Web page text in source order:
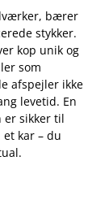
bærer
stykker.
kop unik og
som
afspejler ikke
levetid. En
er sikker til
kar – du